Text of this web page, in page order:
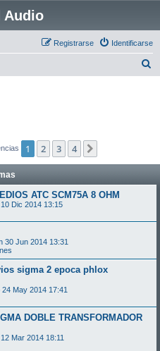
Audio
Identificarse
Registrarse
1 2 3 4
ATC SCM75A 8 OHM
10 Dic 2014 13:15
30 Jun 2014 13:31
sigma 2 epoca phlox
24 May 2014 17:41
DOBLE TRANSFORMADOR
Mar 2014 18:11